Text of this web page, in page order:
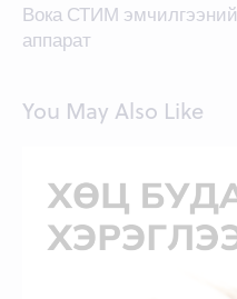
navigation
Вока СТИМ эмчилгээний
аппарат
You May Also Like